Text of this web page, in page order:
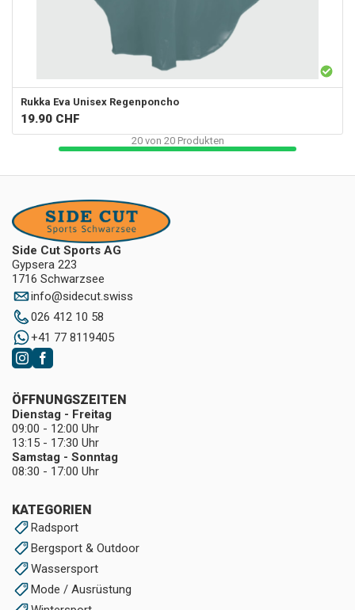
Rukka Eva Unisex Regenponcho
19.90 CHF
20von 20Produkten
Side Cut Sports AG
Gypsera 223
1716 Schwarzsee
info@sidecut.swiss
026 412 10 58
+41 77 8119405
KATEGORIEN
Radsport
Bergsport & Outdoor
Wassersport
Mode / Ausrüstung
ÖFFNUNGSZEITEN
Dienstag - Freitag
09:00 - 12:00 Uhr
13:15 - 17:30 Uhr
Samstag - Sonntag
08:30 - 17:00 Uhr